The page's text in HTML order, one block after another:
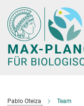
Hauptinhalt
Pablo Oteiza Team